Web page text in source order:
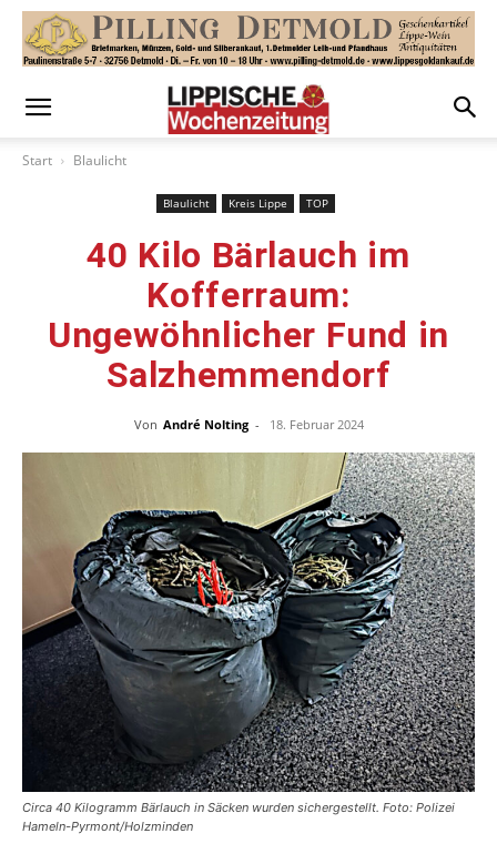
Start Blaulicht
Blaulicht Kreis Lippe TOP
40 Kilo Bärlauch im
Kofferraum:
Ungewöhnlicher Fund in
Salzhemmendorf
Von André Nolting - 18. Februar 2024
Circa 40 Kilogramm Bärlauch in Säcken wurden sichergestellt. Foto: Polizei
Hameln-Pyrmont/Holzminden